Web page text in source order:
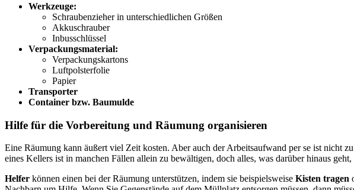
Werkzeuge:
Schraubenzieher in unterschiedlichen Größen
Akkuschrauber
Inbusschlüssel
Verpackungsmaterial:
Verpackungskartons
Luftpolsterfolie
Papier
Transporter
Container bzw. Baumulde
Hilfe für die Vorbereitung und Räumung organisieren
Eine Räumung kann äußert viel Zeit kosten. Aber auch der Arbeitsaufwand per se ist nicht
eines Kellers ist in manchen Fällen allein zu bewältigen, doch alles, was darüber hinaus geht,
Helfer können einen bei der Räumung unterstützen, indem sie beispielsweise Kisten tragen